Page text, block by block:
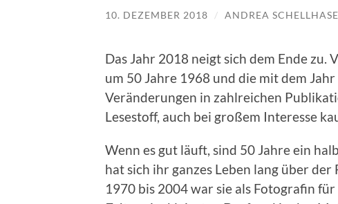
10. DEZEMBER 2018 / ANDREA SCHELLHASE
Das Jahr 2018 neigt sich dem Ende zu.
um 50 Jahre 1968 und die mit dem
Veränderungen in zahlreichen
Lesestoff, auch bei großem Interesse
Wenn es gut läuft, sind 50 Jahre ein
hat sich ihr ganzes Leben lang über
1970 bis 2004 war sie als Fotografin für